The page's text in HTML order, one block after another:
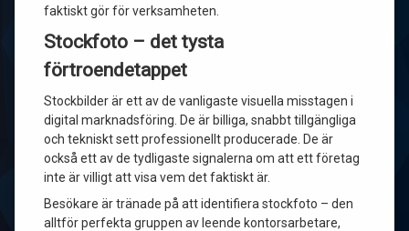
faktiskt gör för verksamheten.
Stockfoto – det tysta
förtroendetappet
Stockbilder är ett av de vanligaste visuella misstagen i
digital marknadsföring. De är billiga, snabbt tillgängliga
och tekniskt sett professionellt producerade. De är
också ett av de tydligaste signalerna om att ett företag
inte är villigt att visa vem det faktiskt är.
Besökare är tränade på att identifiera stockfoto – den
alltför perfekta gruppen av leende kontorsarbetare,